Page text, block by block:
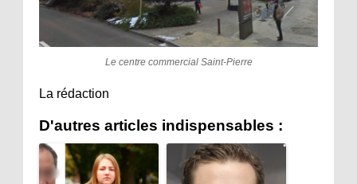
Le centre commercial Saint-Pierre
La rédaction
D'autres articles indispensables :